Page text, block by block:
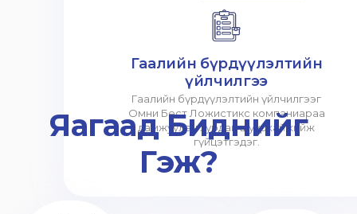
Гаалийн бүрдүүлэлтийн
үйлчилгээ
Гаалийн бүрдүүлэлтийн үйлчилгээг
Омни Бест Ложистикс компаниараа
дамжуулан хурдан шуурхай хийж
гүйцэтгэдэг.
Яагаад Биднийг
Гэж?